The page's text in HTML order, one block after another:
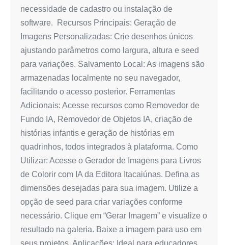
necessidade de cadastro ou instalação de
software. Recursos Principais: Geração de
Imagens Personalizadas: Crie desenhos únicos
ajustando parâmetros como largura, altura e seed
para variações. Salvamento Local: As imagens são
armazenadas localmente no seu navegador,
facilitando o acesso posterior. Ferramentas
Adicionais: Acesse recursos como Removedor de
Fundo IA, Removedor de Objetos IA, criação de
histórias infantis e geração de histórias em
quadrinhos, todos integrados à plataforma. Como
Utilizar: Acesse o Gerador de Imagens para Livros
de Colorir com IA da Editora Itacaiúnas. Defina as
dimensões desejadas para sua imagem. Utilize a
opção de seed para criar variações conforme
necessário. Clique em “Gerar Imagem” e visualize o
resultado na galeria. Baixe a imagem para uso em